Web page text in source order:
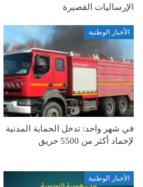
الإرساليات القصيرة
الأخبار الوطنية
في شهر واحد: تدخل الحماية المدنية
لإخماد أكثر من 5500 حريق
الأخبار الوطنية